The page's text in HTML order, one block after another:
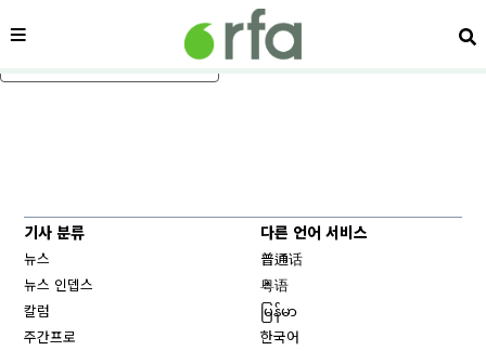
메인 콘텐츠로 건너뛰기
메뉴 검
기사 분류
뉴스
뉴스 인뎁스
칼럼
주간프로
다른 언어 서비스
普通话
粤语
မြန်မာ
한국어